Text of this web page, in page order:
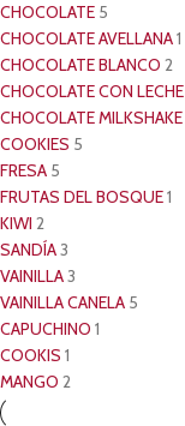
CHOCOLATE 5
CHOCOLATE AVELLANA1
CHOCOLATE BLANCO 2
CHOCOLATE CON LECHE
CHOCOLATE MILKSHAKE
COOKIES 5
FRESA 5
FRUTAS DEL BOSQUE1
KIWI 2
SANDÍA3
VAINILLA3
VAINILLA CANELA 5
CAPUCHINO 1
COOKIS 1
MANGO 2